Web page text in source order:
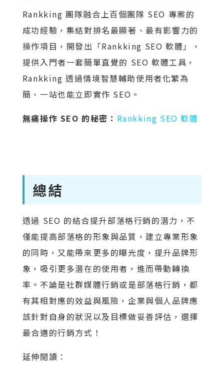
Rankking 團隊融合上百個團隊 SEO 專案的
成功經驗，集結對排名最顯著、最有影響力的
操作項目，開發出「Rankking SEO 軟體」，
提供入門者一套簡單直覺的 SEO 軟體工具，
Rankking 透過情境智慧輔助使用者化繁為
簡、一站也能立即實作 SEO。
無痛操作 SEO 的秘密： Rankking SEO 軟體
總結
透過 SEO 的結合提升部落格行銷的潛力，不
僅能提高部落格的形象與品質，建立專業形象
的同時，又能帶來更多的曝光度，提升品牌形
象，吸引更多潛在的使用者，進而帶動轉換
率。不論是社群媒體行銷或是部落格行銷，都
有其相對應的效益與風險，企業與個人品牌應
該針對自身的狀況以及目標做妥善評估，選擇
最合適的行銷方式！
延伸閱讀：